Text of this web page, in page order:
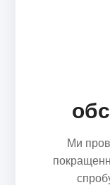
Ми